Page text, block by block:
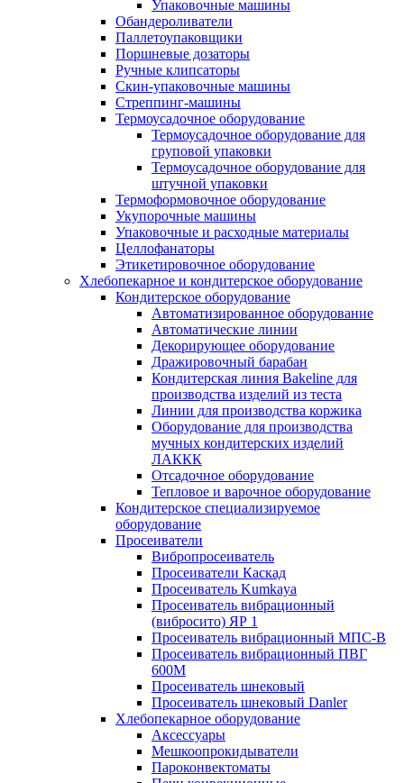
Упаковочные машины
Обандероливатели
Паллетоупаковщики
Поршневые дозаторы
Ручные клипсаторы
Скин-упаковочные машины
Стреппинг-машины
Термоусадочное оборудование
Термоусадочное оборудование для
груповой упаковки
Термоусадочное оборудование для
штучной упаковки
Термоформовочное оборудование
Укупорочные машины
Упаковочные и расходные материалы
Целлофанаторы
Этикетировочное оборудование
Хлебопекарное и кондитерское оборудование
Кондитерское оборудование
Автоматизированное оборудование
Автоматические линии
Декорирующее оборудование
Дражировочный барабан
Кондитерская линия Bakeline для
производства изделий из теста
Линии для производства коржика
Оборудование для производства
мучных кондитерских изделий
ЛАККК
Отсадочное оборудование
Тепловое и варочное оборудование
Кондитерское специализируемое
оборудование
Просеиватели
Вибропросеиватель
Просеиватели Каскад
Просеиватель Kumkaya
Просеиватель вибрационный
(вибросито) ЯР 1
Просеиватель вибрационный МПС-В
Просеиватель вибрационный ПВГ
600М
Просеиватель шнековый
Просеиватель шнековый Danler
Хлебопекарное оборудование
Аксессуары
Мешкоопрокидыватели
Пароконвектоматы